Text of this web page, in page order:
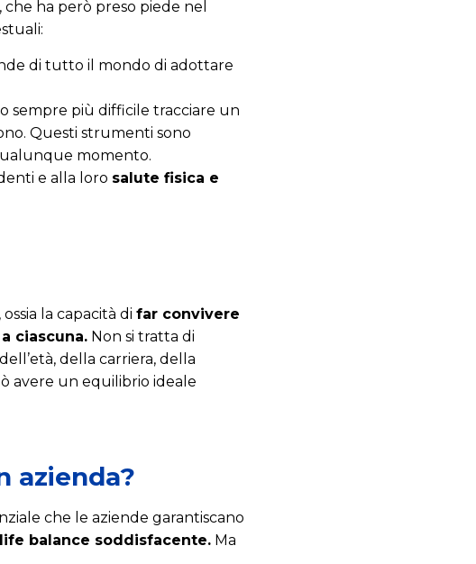
ha però preso piede nel
di tutto il mondo di adottare
sempre più difficile tracciare un
Questi strumenti sono
momento.
e alla loro salute fisica e
, ossia la capacità di far convivere
ciascuna. Non si tratta di
della carriera, della
avere un equilibrio ideale
azienda?
che le aziende garantiscano
balance soddisfacente. Ma